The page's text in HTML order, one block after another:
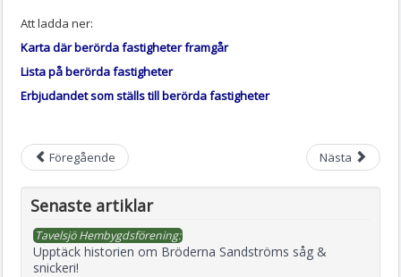
Att ladda ner:
Karta där berörda fastigheter framgår
Lista på berörda fastigheter
Erbjudandet som ställs till berörda fastigheter
Föregående Nästa
Senaste artiklar
Tavelsjö Hembygdsförening:
Upptäck historien om Bröderna Sandströms såg &
snickeri!